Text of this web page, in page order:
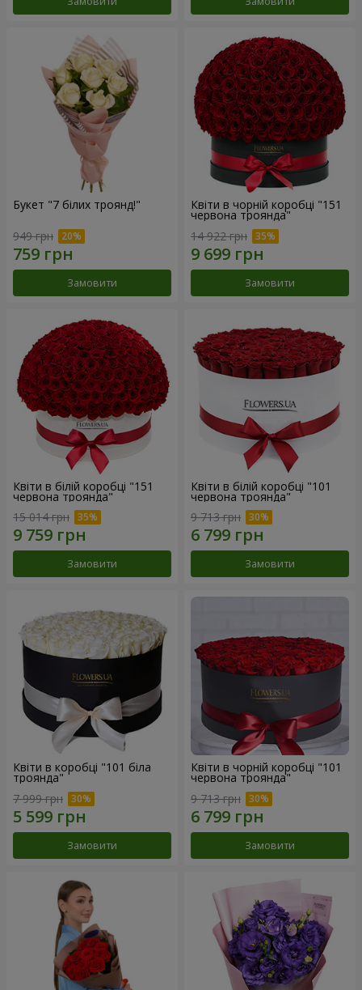
Букет "7 білих троянд!"
949 грн
Замовити
Квіти в чорній коробці "151
червона троянда"
14 922 грн
Замовити
Квіти в білій коробці "151
червона троянда"
15 014 грн
Замовити
Квіти в білій коробці "101
червона троянда"
9 713 грн
Замовити
Квіти в коробці "101 біла
троянда"
7 999 грн
Замовити
Квіти в чорній коробці "101
червона троянда"
9 713 грн
Замовити